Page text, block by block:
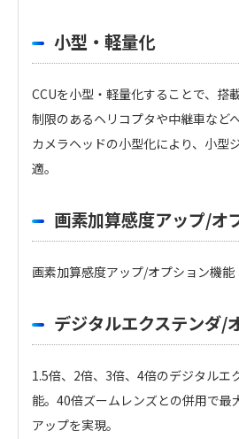
小型・軽量化
CCUを小型・軽量化することで、搭
制限のあるヘリコプタや中継車など
カメラヘッドの小型化により、小型
適。
画素加算感度アップ/オ
画素加算感度アップ/オプション機能
デジタルエクステンダ/
1.5倍、2倍、3倍、4倍のデジタルエ
能。40倍ズームレンズとの併用で最
アップを実現。